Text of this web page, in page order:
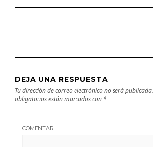
DEJA UNA RESPUESTA
Tu dirección de correo electrónico no será publicada.
obligatorios están marcados con *
COMENTAR